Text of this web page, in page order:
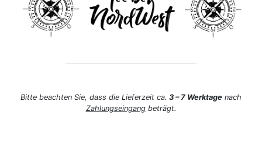
Bitte beachten Sie, dass die Lieferzeit ca. 3 – 7 Werktage nach
Zahlungseingangbeträgt.